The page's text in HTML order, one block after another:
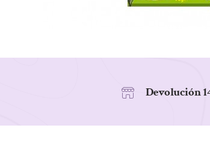
Devolución